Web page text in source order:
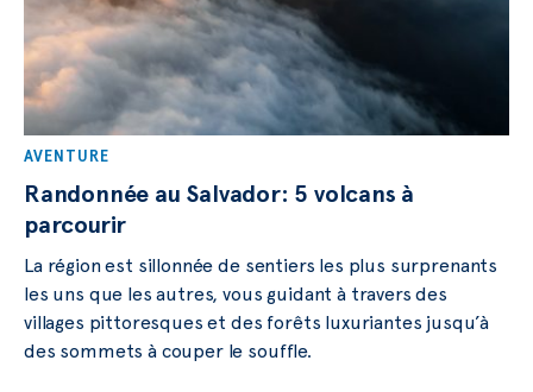
AVENTURE
Randonnée au Salvador: 5 volcans à
parcourir
La région est sillonnée de sentiers les plus surprenants
les uns que les autres, vous guidant à travers des
villages pittoresques et des forêts luxuriantes jusqu’à
des sommets à couper le souffle.